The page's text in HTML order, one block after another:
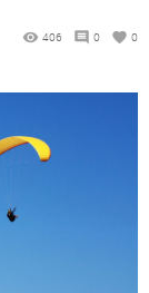
406 0 0